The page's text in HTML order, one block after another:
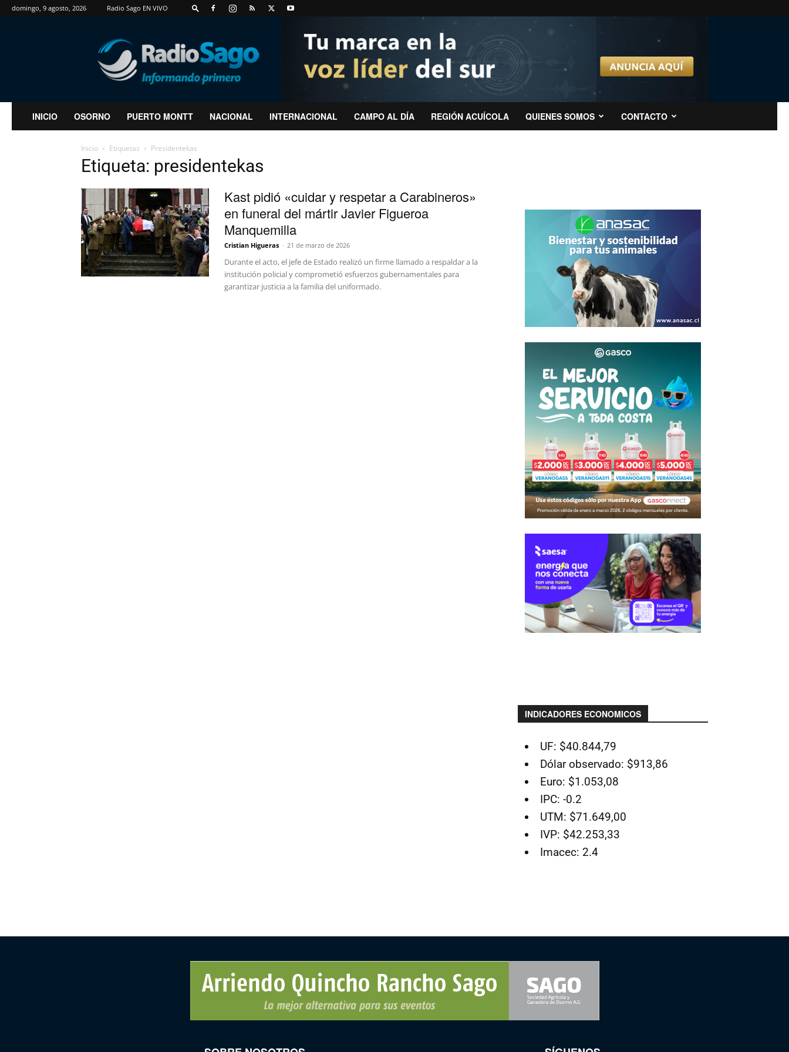
domingo, 9 agosto, 2026 Radio Sago EN VIVO
RadioSago
INICIO OSORNO PUERTO MONTT NACIONAL INTERNACIONAL CAMPO AL DÍA REGIÓN ACUÍCOLA QUIENES SOMOS CONTACTO
Inicio Etiquetas Presidentekas
Etiqueta: presidentekas
Kast pidió «cuidar y respetar a Carabineros»
en funeral del mártir Javier Figueroa
Manquemilla
Cristian Higueras - 21 de marzo de 2026
Durante el acto, el jefe de Estado realizó un firme llamado a respaldar a la
institución policial y comprometió esfuerzos gubernamentales para
garantizar justicia a la familia del uniformado.
INDICADORES ECONOMICOS
UF: $40.844,79
Dólar observado: $913,86
Euro: $1.053,08
IPC: -0.2
UTM: $71.649,00
IVP: $42.253,33
Imacec: 2.4